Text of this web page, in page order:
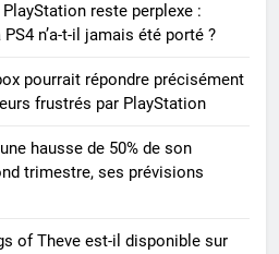
PlayStation reste perplexe :
n’a-t-il jamais été porté ?
pourrait répondre précisément
frustrés par PlayStation
hausse de 50% de son
trimestre, ses prévisions
of Theve est-il disponible sur